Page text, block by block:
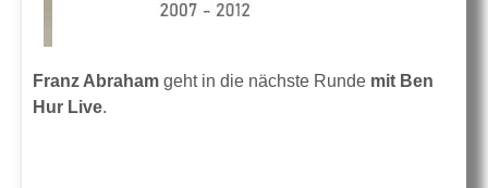
Franz Abraham geht in die nächste Runde mit Ben
Hur Live.